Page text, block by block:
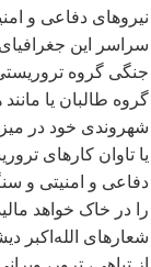
نیروهای دفاعی و
سراسر این
جنگی گروه تروریستی
گروه طالبان یا
شهروندی خود در
یا تاوان کارهای
دفاعی و امنیتی و
را در خاک خواهد
شعارهای الله اکبر